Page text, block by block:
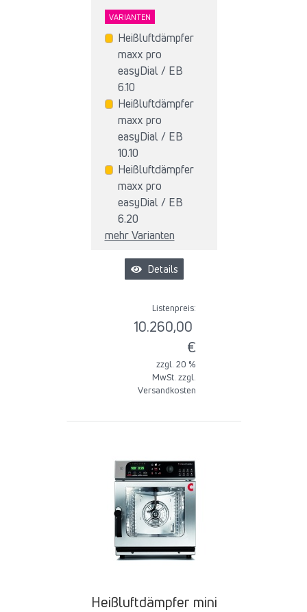
VARIANTEN
Heißluftdämpfer
maxx pro
easyDial / EB
6.10
Heißluftdämpfer
maxx pro
easyDial / EB
10.10
Heißluftdämpfer
maxx pro
easyDial / EB
6.20
mehr Varianten
Details
Listenpreis:
10.260,00
€
zzgl. 20 %
MwSt. zzgl.
Versandkosten
Heißluftdämpfer mini